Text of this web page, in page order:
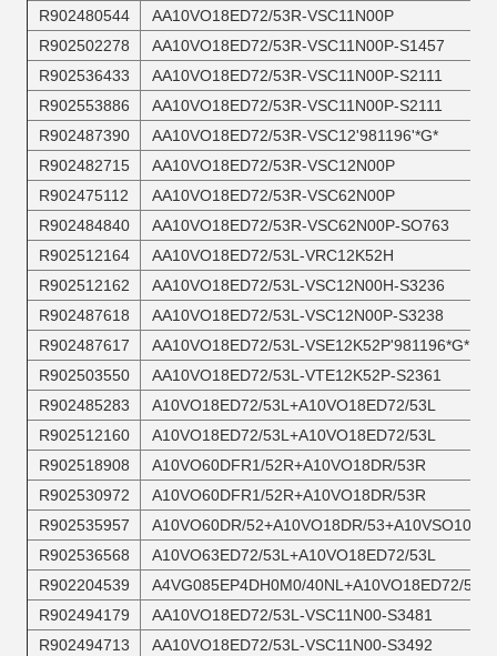
R902480544
AA10VO18ED72/53R-VSC11N00P
R902502278
AA10VO18ED72/53R-VSC11N00P-S1457
R902536433
AA10VO18ED72/53R-VSC11N00P-S2111
R902553886
AA10VO18ED72/53R-VSC11N00P-S2111
R902487390
AA10VO18ED72/53R-VSC12'981196'*G*
R902482715
AA10VO18ED72/53R-VSC12N00P
R902475112
AA10VO18ED72/53R-VSC62N00P
R902484840
AA10VO18ED72/53R-VSC62N00P-SO763
R902512164
AA10VO18ED72/53L-VRC12K52H
R902512162
AA10VO18ED72/53L-VSC12N00H-S3236
R902487618
AA10VO18ED72/53L-VSC12N00P-S3238
R902487617
AA10VO18ED72/53L-VSE12K52P'981196*G*
R902503550
AA10VO18ED72/53L-VTE12K52P-S2361
R902485283
A10VO18ED72/53L+A10VO18ED72/53L
R902512160
A10VO18ED72/53L+A10VO18ED72/53L
R902518908
A10VO60DFR1/52R+A10VO18DR/53R
R902530972
A10VO60DFR1/52R+A10VO18DR/53R
R902535957
A10VO60DR/52+A10VO18DR/
R902536568
A10VO63ED72/53L+A10VO18ED72/53L
R902204539
A4VG085EP4DH0M0/40NL+A10VO18ED72/53L
R902494179
AA10VO18ED72/53L-VSC11N00-S3481
R902494713
AA10VO18ED72/53L-VSC11N00-S3492